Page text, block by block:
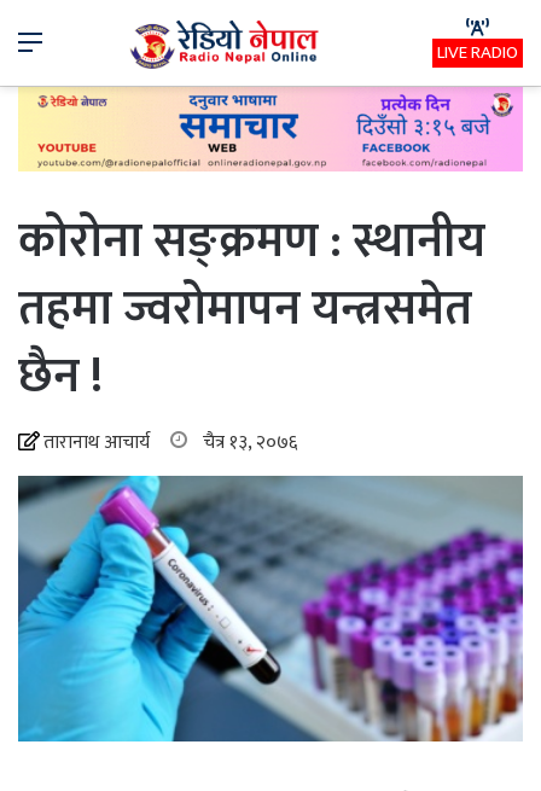
Menu LIVE RADIO
कोरोना सङ्क्रमण : स्थानीय
तहमा ज्वरोमापन यन्त्रसमेत
छैन !
तारानाथ आचार्य चैत्र १३, २०७६